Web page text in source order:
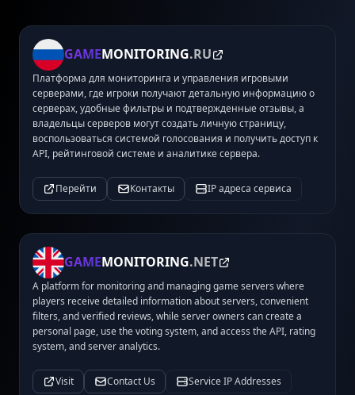
GAMEMONITORING.RU
Платформа для мониторинга и управления игровыми
серверами, где игроки получают детальную информацию о
серверах, удобные фильтры и подтвержденные отзывы, а
владельцы серверов могут создать личную страницу,
воспользоваться системой голосования и получить доступ к
API, рейтинговой системе и аналитике сервера.
Перейти Контакты IP адреса сервиса
GAMEMONITORING.NET
A platform for monitoring and managing game servers where
players receive detailed information about servers, convenient
filters, and verified reviews, while server owners can create a
personal page, use the voting system, and access the API, rating
system, and server analytics.
Visit Contact Us Service IP Addresses